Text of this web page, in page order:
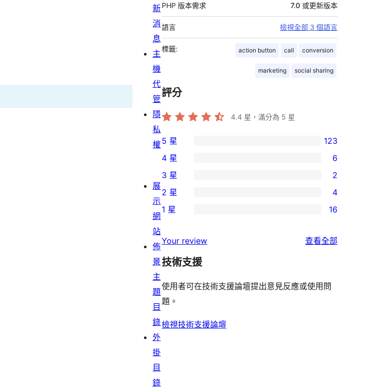
PHP 版本需求 7.0 或更新版本
語言 檢視全部 3 個語言
標籤: action button call conversion
marketing social sharing
評分
4.4 星，滿分為 5 星
123
個
5
星
使
者
論
5 星 123
個
4
星
用
者
論
4 星 6
2
個
3
使
用
評
論
3 星 2
個
星
使
者
評
論
2 星 4
16
1
星
用
者
評
1 星 16
Your review 查看全部
技術支援
使用者可在技術支援論壇提出意見反應或使用問
題。
檢視技術支援論壇
新
消
息
主
機
代
管
隱
私
權
展
示
網
站
佈
景
主
題
目
錄
外
掛
目
錄